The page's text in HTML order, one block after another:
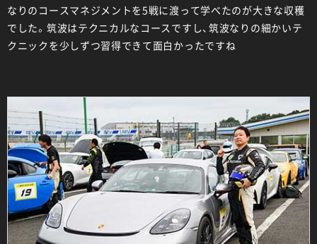
なりのコースマネジメントを5戦に渡って学べたのが大きな収穫
でした。筑波はテクニカルなコースですし、筑波なりの細かいテ
クニックを少しずつ習得できて面白かったですね